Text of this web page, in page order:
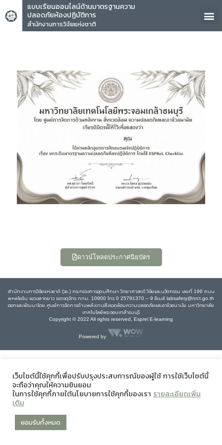
แบบเรียนออนไลน์ด้านมาตรฐานความ
ปลอดภัยห้องปฏิบัติการ
สำนักงานการวิจัยแห่งชาติ
คุณ
ดาวน์โหลดประกาศนียบัตร
สำนักงานการวิจัยแห่งชาติ (วช.) กระทรวงการอุดมศึกษา วิทยาศาสตร์ วิจัยและนวัตกรรม เลขที่ 196 ถนน
พหลโยธิน แขวงลาดยาว เขตจตุจักร กทม. 10900 โทร 0 25791370 – 9 อีเมล์ labsafety@nrct.go.th
ออกและพัฒนาโดย ศูนย์การจัดการด้านพลังงานสิ่งแวดล้อมความปลอดภัยและอาชีวอนามัย มหาวิทยาลัย
เทคโนโลยีพระจอมเกล้าธนบุรี
Copyright © 2022 All rights reserved, Esprel E-learning
Powered by
เว็บไซต์นี้ใช้คุกกี้เพื่อปรับปรุงประสบการณ์ของผู้ใช้ การใช้เว็บไซต์นี้
จะถือว่าคุณให้ความยินยอม
ในการใช้คุกกี้ภายใต้นโยบายการใช้คุกกี้ของเรา รายละเอียดเพิ่ม
เติม
ยอมรับทั้งหมด